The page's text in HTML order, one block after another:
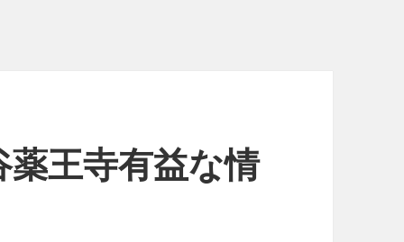
王寺有益な情